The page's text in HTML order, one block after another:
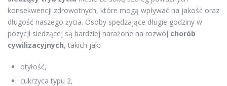
konsekwencji zdrowotnych, które mogą wpływać na jakość oraz
długość naszego życia. Osoby spędzające długie godziny w
pozycji siedzącej są bardziej narażone na rozwój chorób
cywilizacyjnych, takich jak:
otyłość,
cukrzyca typu 2,